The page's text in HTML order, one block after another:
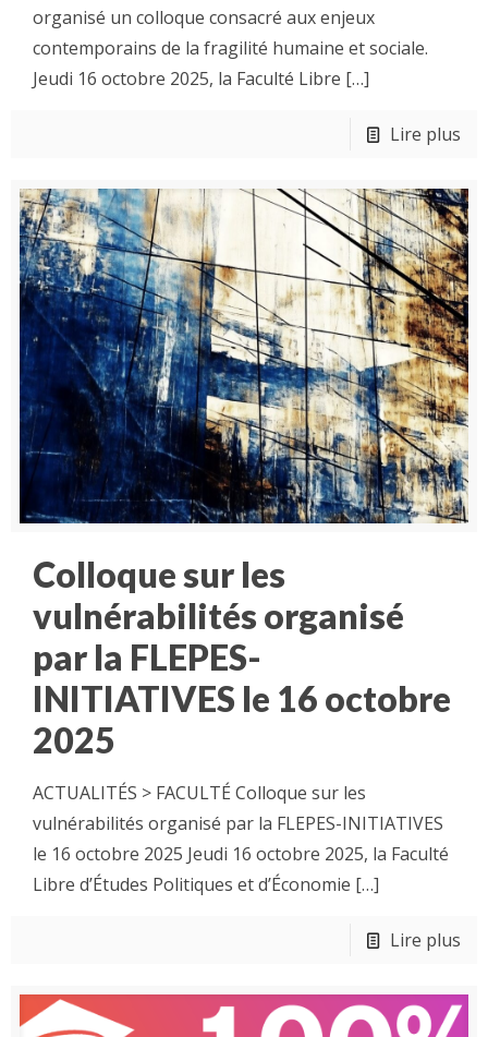
organisé un colloque consacré aux enjeux
contemporains de la fragilité humaine et sociale.
Jeudi 16 octobre 2025, la Faculté Libre […]
Lire plus
Colloque sur les
vulnérabilités organisé
par la FLEPES-
INITIATIVES le 16 octobre
2025
ACTUALITÉS > FACULTÉ Colloque sur les
vulnérabilités organisé par la FLEPES-INITIATIVES
le 16 octobre 2025 Jeudi 16 octobre 2025, la Faculté
Libre d’Études Politiques et d’Économie […]
Lire plus